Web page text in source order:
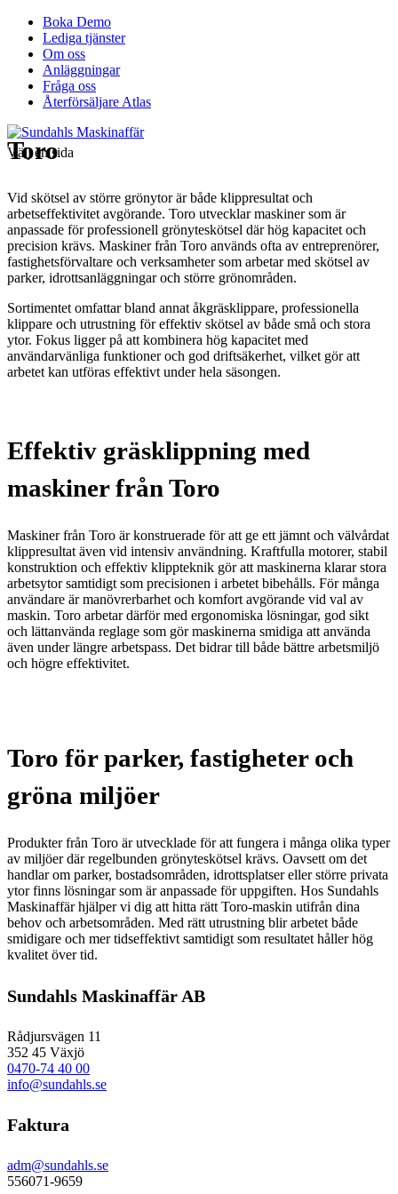
Boka Demo
Lediga tjänster
Om oss
Anläggningar
Fråga oss
Återförsäljare Atlas
Välj en sida
Toro
Vid skötsel av större grönytor är både klippresultat och
arbetseffektivitet avgörande. Toro utvecklar maskiner som är
anpassade för professionell grönyteskötsel där hög kapacitet och
precision krävs. Maskiner från Toro används ofta av entreprenörer,
fastighetsförvaltare och verksamheter som arbetar med skötsel av
parker, idrottsanläggningar och större grönområden.
Sortimentet omfattar bland annat åkgräsklippare, professionella
klippare och utrustning för effektiv skötsel av både små och stora
ytor. Fokus ligger på att kombinera hög kapacitet med
användarvänliga funktioner och god driftsäkerhet, vilket gör att
arbetet kan utföras effektivt under hela säsongen.
Effektiv gräsklippning med
maskiner från Toro
Maskiner från Toro är konstruerade för att ge ett jämnt och välvårdat
klippresultat även vid intensiv användning. Kraftfulla motorer, stabil
konstruktion och effektiv klippteknik gör att maskinerna klarar stora
arbetsytor samtidigt som precisionen i arbetet bibehålls. För många
användare är manövrerbarhet och komfort avgörande vid val av
maskin. Toro arbetar därför med ergonomiska lösningar, god sikt
och lättanvända reglage som gör maskinerna smidiga att använda
även under längre arbetspass. Det bidrar till både bättre arbetsmiljö
och högre effektivitet.
Toro för parker, fastigheter och
gröna miljöer
Produkter från Toro är utvecklade för att fungera i många olika typer
av miljöer där regelbunden grönyteskötsel krävs. Oavsett om det
handlar om parker, bostadsområden, idrottsplatser eller större privata
ytor finns lösningar som är anpassade för uppgiften. Hos Sundahls
Maskinaffär hjälper vi dig att hitta rätt Toro-maskin utifrån dina
behov och arbetsområden. Med rätt utrustning blir arbetet både
smidigare och mer tidseffektivt samtidigt som resultatet håller hög
kvalitet över tid.
Sundahls Maskinaffär AB
Rådjursvägen 11
352 45 Växjö
0470-74 40 00
info@sundahls.se
Faktura
adm@sundahls.se
556071-9659